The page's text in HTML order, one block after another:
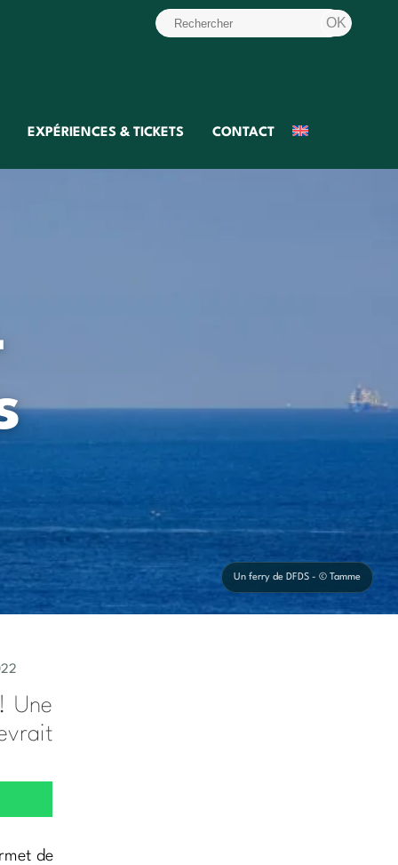
EXPÉRIENCES & TICKETS CONTACT
Un ferry de DFDS - © Tamme
Une
de